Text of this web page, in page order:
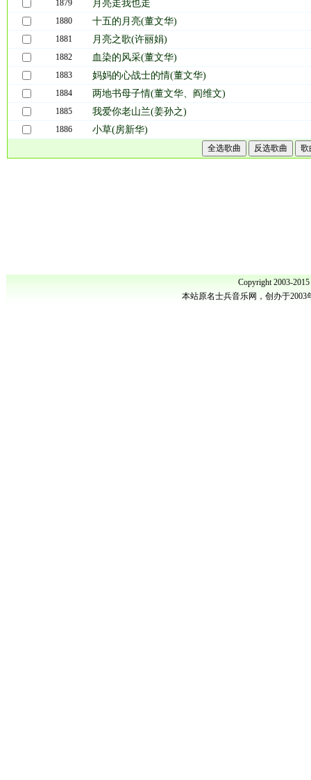
军歌网(www.jungewang.com)是互联网上歌曲最全、人气最旺、更新最快、最受
曲，提供军歌在线试听、军歌铃声下载、原创军歌上传等服务。
1879 月亮走我也走
1880 十五的月亮(董文华)
1881 月亮之歌(许丽娟)
1882 血染的风采(董文华)
1883 妈妈的心战士的情(董文华)
1884 两地书母子情(董文华、阎维文)
1885 我爱你老山兰(姜孙之)
1886 小草(房新华)
Copyright 2003-2015
本站原名士兵音乐网，创办于